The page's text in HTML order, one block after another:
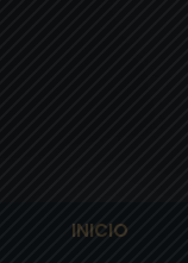
INICIO